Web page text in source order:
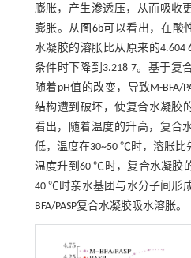
膨胀，产生渗透压，从而吸收
膨胀。从 图6b可以看出，在酸
水凝胶的溶胀比从原来的4.604
条件时下降到3.218 7。基于复
随着pH值的改变，导致M-BFA/
结构遭到破坏，使复合水凝胶
看出，随着温度的升高，复合
低，温度在30~50 ℃时，溶胀比
温度升到60 ℃时，复合水凝胶
40 ℃时亲水基团与水分子间形
BFA/PASP复合水凝胶吸水溶胀。